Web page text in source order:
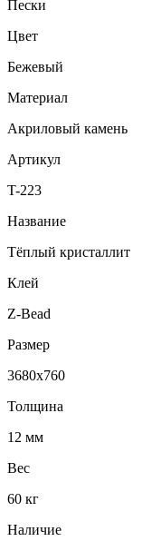
Пески
Цвет
Бежевый
Материал
Акриловый камень
Артикул
T-223
Название
Тёплый кристаллит
Клей
Z-Bead
Размер
3680х760
Толщина
12 мм
Вес
60 кг
Наличие